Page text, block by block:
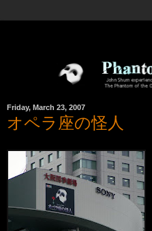
Friday, March 23, 2007
オペラ座の怪人